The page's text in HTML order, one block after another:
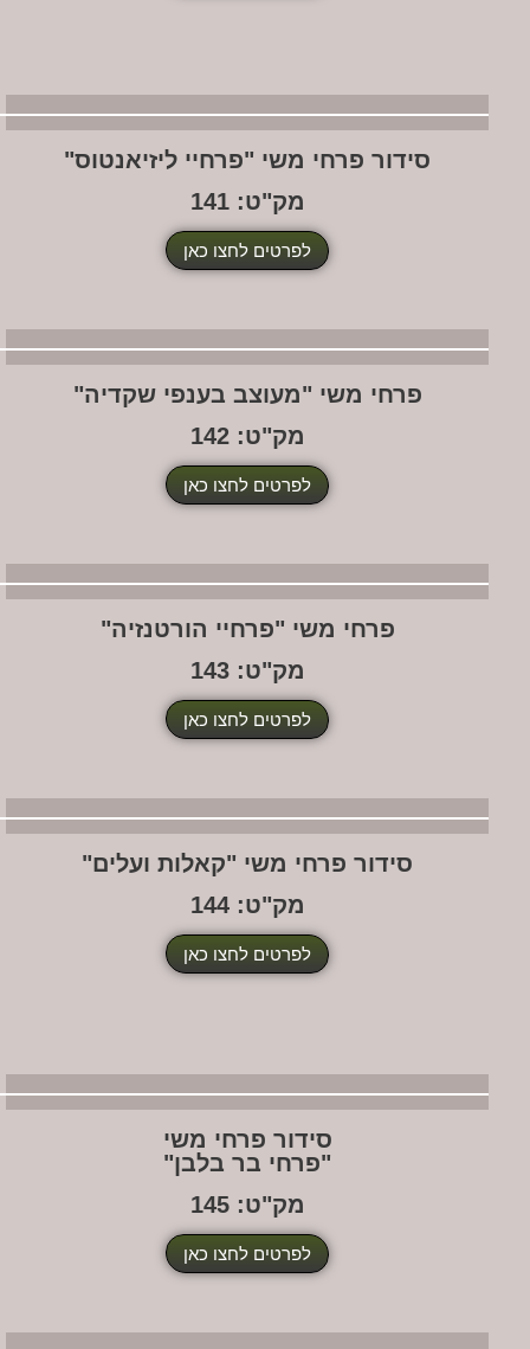
סידור פרחי משי "פרחיי ליזיאנטוס"
מק"ט: 141
לפרטים לחצו כאן
פרחי משי "מעוצב בענפי שקדיה"
מק"ט: 142
לפרטים לחצו כאן
פרחי משי "פרחיי הורטנזיה"
מק"ט: 143
לפרטים לחצו כאן
סידור פרחי משי "קאלות ועלים"
מק"ט: 144
לפרטים לחצו כאן
סידור פרחי משי
"פרחי בר בלבן"
מק"ט: 145
לפרטים לחצו כאן